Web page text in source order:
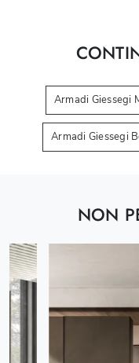
Armadi Giessegi
Armadi Giessegi
NON